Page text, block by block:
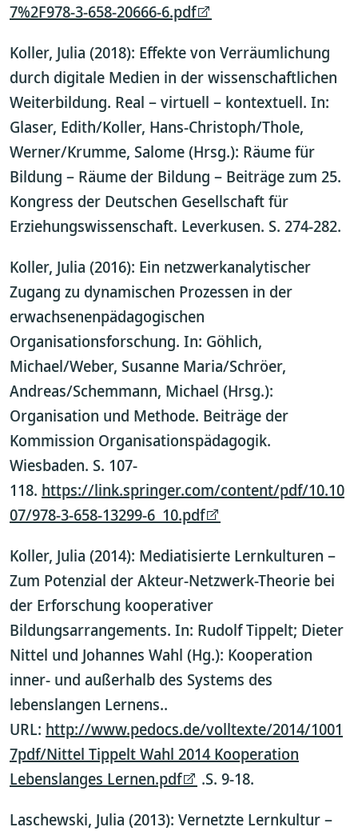
7%2F978-3-658-20666-6.pdf
Koller, Julia (2018): Effekte von Verräumlichung
durch digitale Medien in der wissenschaftlichen
Weiterbildung. Real – virtuell – kontextuell. In:
Glaser, Edith/Koller, Hans-Christoph/Thole,
Werner/Krumme, Salome (Hrsg.): Räume für
Bildung – Räume der Bildung – Beiträge zum 25.
Kongress der Deutschen Gesellschaft für
Erziehungswissenschaft. Leverkusen. S. 274-282.
Koller, Julia (2016): Ein netzwerkanalytischer
Zugang zu dynamischen Prozessen in der
erwachsenenpädagogischen
Organisationsforschung. In: Göhlich,
Michael/Weber, Susanne Maria/Schröer,
Andreas/Schemmann, Michael (Hrsg.):
Organisation und Methode. Beiträge der
Kommission Organisationspädagogik.
Wiesbaden. S. 107-
118. https://link.springer.com/content/pdf/10.10
07/978-3-658-13299-6_10.pdf
Koller, Julia (2014): Mediatisierte Lernkulturen –
Zum Potenzial der Akteur-Netzwerk-Theorie bei
der Erforschung kooperativer
Bildungsarrangements. In: Rudolf Tippelt; Dieter
Nittel und Johannes Wahl (Hg.): Kooperation
inner- und außerhalb des Systems des
lebenslangen Lernens..
URL: http://www.pedocs.de/volltexte/2014/1001
7pdf/Nittel Tippelt Wahl 2014 Kooperation
Lebenslanges Lernen.pdf
.S. 9-18.
Laschewski, Julia (2013): Vernetzte Lernkultur –